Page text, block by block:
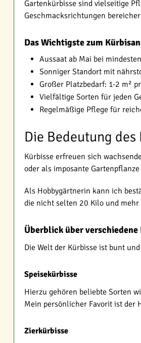
Gartenkürbisse sind vielseitige
Geschmacksrichtungen
Das Wichtigste zum
Aussaat ab Mai bei
Sonniger Standort mit
Großer Platzbedarf: 1-2 m²
Vielfältige Sorten für jeden
Regelmäßige Pflege für
Die Bedeutung
Kürbisse erfreuen sich
oder als imposante
Als Hobbygärtnerin kann ich
die nicht selten 20 Kilo und mehr
Überblick über
Die Welt der Kürbisse ist bunt
Speisekürbisse
Hierzu gehören beliebte Sorten
Mein persönlicher Favorit ist der
Zierkürbisse